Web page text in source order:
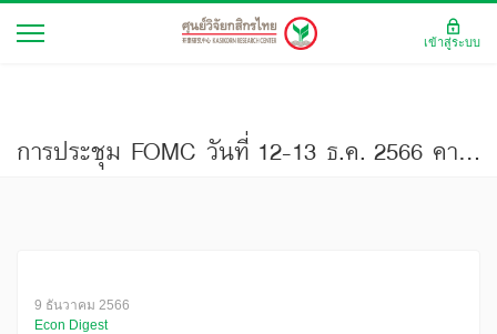
การประชุม FOMC วันที่ 12-13 ธ.ค. 2566 คาดเฟดคงดอกเบี้ยที่ 5.25-5.50% ต่อเนื่อง ขณะที่เฟดคงยังมีมุมมองระมัดระวังในการดำเนินนโยบายการเงินในระยะต่อไป
9 ธันวาคม 2566
Econ Digest
เข้าสู่ระบบ